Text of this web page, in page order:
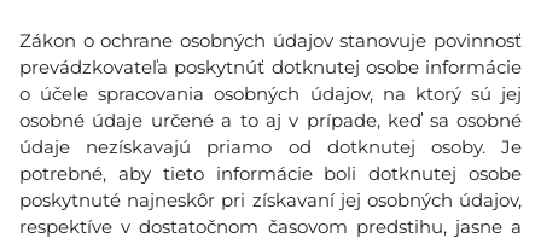
Zákon o ochrane osobných údajov stanovuje povinnosť
prevádzkovateľa poskytnúť dotknutej osobe informácie
o účele spracovania osobných údajov, na ktorý sú jej
osobné údaje určené a to aj v prípade, keď sa osobné
údaje nezískavajú priamo od dotknutej osoby. Je
potrebné, aby tieto informácie boli dotknutej osobe
poskytnuté najneskôr pri získavaní jej osobných údajov,
respektíve v dostatočnom časovom predstihu, jasne a